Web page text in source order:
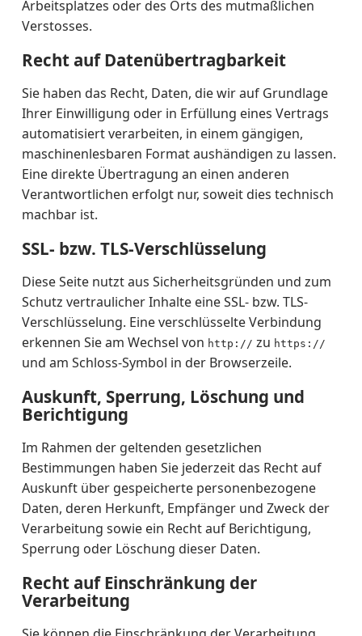
Arbeitsplatzes oder des Orts des mutmaßlichen
Verstosses.
Recht auf Datenübertragbarkeit
Sie haben das Recht, Daten, die wir auf Grundlage
Ihrer Einwilligung oder in Erfüllung eines Vertrags
automatisiert verarbeiten, in einem gängigen,
maschinenlesbaren Format aushändigen zu lassen.
Eine direkte Übertragung an einen anderen
Verantwortlichen erfolgt nur, soweit dies technisch
machbar ist.
SSL- bzw. TLS-Verschlüsselung
Diese Seite nutzt aus Sicherheitsgründen und zum
Schutz vertraulicher Inhalte eine SSL- bzw. TLS-
Verschlüsselung. Eine verschlüsselte Verbindung
erkennen Sie am Wechsel von http:// zu https://
und am Schloss-Symbol in der Browserzeile.
Auskunft, Sperrung, Löschung und
Berichtigung
Im Rahmen der geltenden gesetzlichen
Bestimmungen haben Sie jederzeit das Recht auf
Auskunft über gespeicherte personenbezogene
Daten, deren Herkunft, Empfänger und Zweck der
Verarbeitung sowie ein Recht auf Berichtigung,
Sperrung oder Löschung dieser Daten.
Recht auf Einschränkung der
Verarbeitung